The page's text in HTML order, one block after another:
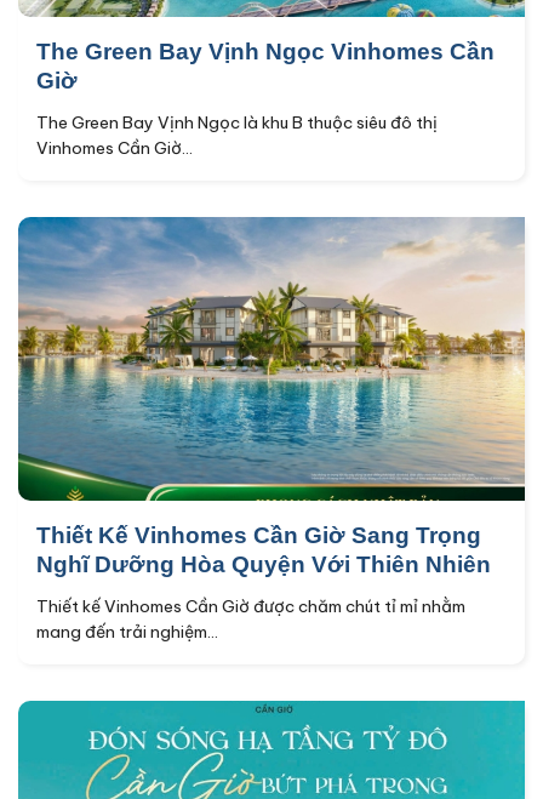
The Green Bay Vịnh Ngọc Vinhomes Cần
Giờ
The Green Bay Vịnh Ngọc là khu B thuộc siêu đô thị
Vinhomes Cần Giờ...
Thiết Kế Vinhomes Cần Giờ Sang Trọng
Nghĩ Dưỡng Hòa Quyện Với Thiên Nhiên
Thiết kế Vinhomes Cần Giờ được chăm chút tỉ mỉ nhằm
mang đến trải nghiệm...